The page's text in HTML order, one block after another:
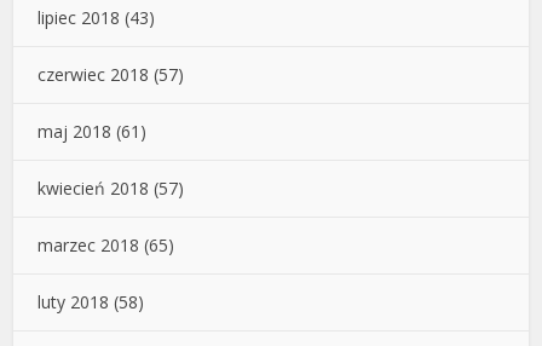
lipiec 2018 (43)
czerwiec 2018 (57)
maj 2018 (61)
kwiecień 2018 (57)
marzec 2018 (65)
luty 2018 (58)